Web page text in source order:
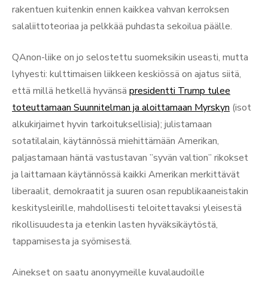
rakentuen kuitenkin ennen kaikkea vahvan kerroksen
salaliittoteoriaa ja pelkkää puhdasta sekoilua päälle.
QAnon-liike on jo selostettu suomeksikin useasti, mutta
lyhyesti: kulttimaisen liikkeen keskiössä on ajatus siitä,
että millä hetkellä hyvänsä presidentti Trump tulee
toteuttamaan Suunnitelman ja aloittamaan Myrskyn (isot
alkukirjaimet hyvin tarkoituksellisia); julistamaan
sotatilalain, käytännössä miehittämään Amerikan,
paljastamaan häntä vastustavan ”syvän valtion” rikokset
ja laittamaan käytännössä kaikki Amerikan merkittävät
liberaalit, demokraatit ja suuren osan republikaaneistakin
keskitysleirille, mahdollisesti teloitettavaksi yleisestä
rikollisuudesta ja etenkin lasten hyväksikäytöstä,
tappamisesta ja syömisestä.
Ainekset on saatu anonyymeille kuvalaudoille